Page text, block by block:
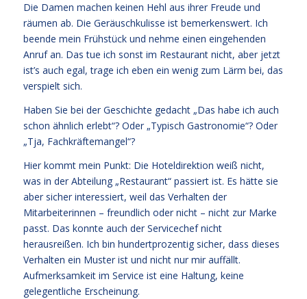
Die Damen machen keinen Hehl aus ihrer Freude und
räumen ab. Die Geräuschkulisse ist bemerkenswert. Ich
beende mein Frühstück und nehme einen eingehenden
Anruf an. Das tue ich sonst im Restaurant nicht, aber jetzt
ist’s auch egal, trage ich eben ein wenig zum Lärm bei, das
verspielt sich.
Haben Sie bei der Geschichte gedacht „Das habe ich auch
schon ähnlich erlebt“? Oder „Typisch Gastronomie“? Oder
„Tja, Fachkräftemangel“?
Hier kommt mein Punkt: Die Hoteldirektion weiß nicht,
was in der Abteilung „Restaurant“ passiert ist. Es hätte sie
aber sicher interessiert, weil das Verhalten der
Mitarbeiterinnen – freundlich oder nicht – nicht zur Marke
passt. Das konnte auch der Servicechef nicht
herausreißen. Ich bin hundertprozentig sicher, dass dieses
Verhalten ein Muster ist und nicht nur mir auffällt.
Aufmerksamkeit im Service ist eine Haltung, keine
gelegentliche Erscheinung.